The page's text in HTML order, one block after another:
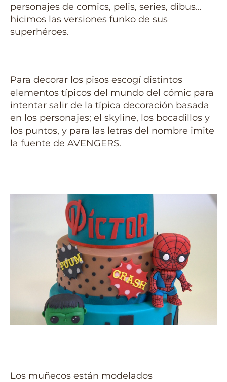
personajes de comics, pelis, series, dibus…
hicimos las versiones funko de sus
superhéroes.
Para decorar los pisos escogí distintos
elementos típicos del mundo del cómic para
intentar salir de la típica decoración basada
en los personajes; el skyline, los bocadillos y
los puntos, y para las letras del nombre imite
la fuente de AVENGERS.
Los muñecos están modelados